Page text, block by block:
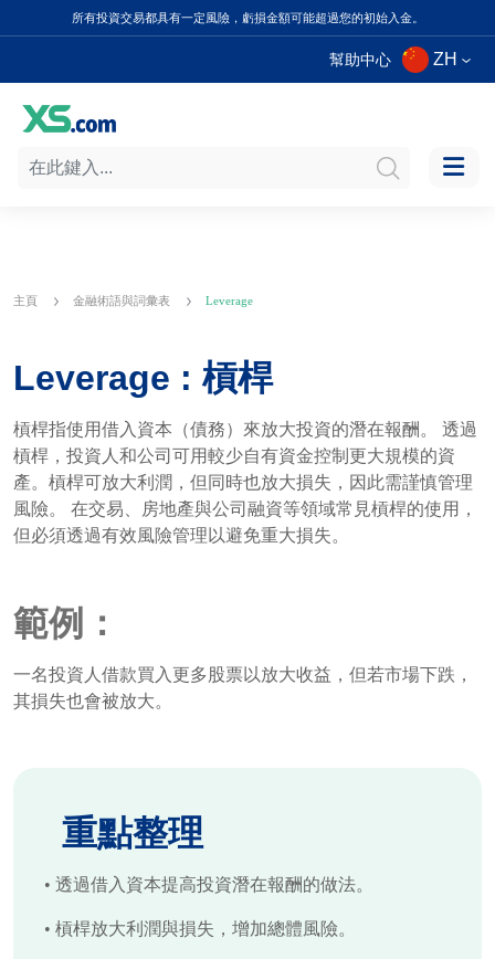
所有投資交易都具有一定風險，虧損金額可能超過您的初始入金。
幫助中心 ZH
主頁 金融術語與詞彙表 Leverage
Leverage : 槓桿
槓桿指使用借入資本（債務）來放大投資的潛在報酬。 透過
槓桿，投資人和公司可用較少自有資金控制更大規模的資
產。槓桿可放大利潤，但同時也放大損失，因此需謹慎管理
風險。 在交易、房地產與公司融資等領域常見槓桿的使用，
但必須透過有效風險管理以避免重大損失。
範例：
一名投資人借款買入更多股票以放大收益，但若市場下跌，
其損失也會被放大。
重點整理
• 透過借入資本提高投資潛在報酬的做法。
• 槓桿放大利潤與損失，增加總體風險。